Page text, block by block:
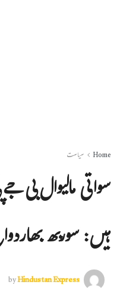
Home سیاست
سواتی مالیوال بی
ہیں: سوربھ
byHindustan Express